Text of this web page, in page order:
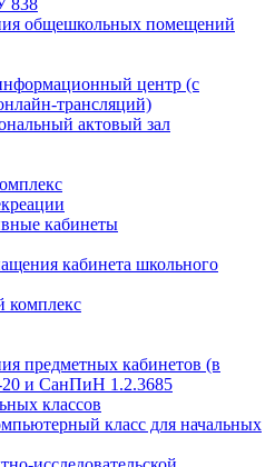
838
общешкольных помещений
центр (с
трансляций)
актовый зал
кабинеты
кабинета школьного
комплекс
предметных кабинетов (в
20 и СанПиН 1.2.3685
классов
класс для начальных